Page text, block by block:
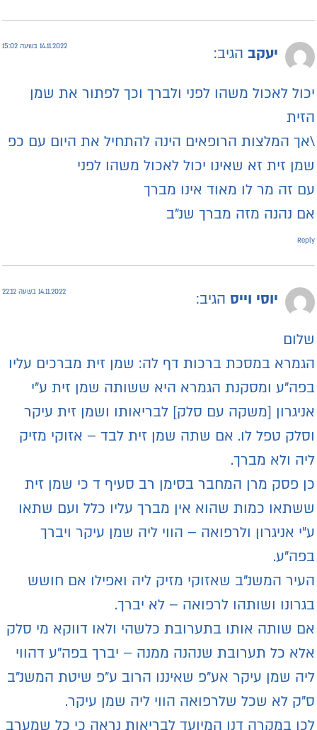
יעקב הגיב: 14.11.2022 בשעה 15:02
לאכול משהו לפני ולברך וכך לפתור את שמן
המלצות הרופאים הינה להתחיל את היום עם כפ
זית זא שאינו יכול לאכול משהו לפני
זה מר לו מאוד אינו מברך
נהנה מזה מברך שנ"ב
יוסי וייס הגיב: 14.11.2022 בשעה 22:12
במסכת ברכות דף לה: שמן זית מברכים עליו
ומסקנת הגמרא היא ששותה שמן זית ע"י
[משקה עם סלק] לבריאותו ושמן זית עיקר
טפל לו. אם שתה שמן זית לבד – אזוקי מזיק
ולא מברך.
פסק מרן המחבר בסימן רב סעיף ד כי שמן זית
כמות שהוא אין מברך עליו כלל ועם שתאו
אניגרון ולרפואה – הווי ליה שמן עיקר ויברך
המשנ"ב שאזוקי מזיק ליה ואפילו אם חושש
ושותהו לרפואה – לא יברך.
שותה אותו בתערובת כלשהי ולאו דווקא מי סלק
כל תערובת שנהנה ממנה – יברך בפה"ע דהווי
שמן עיקר אע"פ שאיננו הרוב ע"פ שיטת המשנ"ב
לא שכל שלרפואה הווי ליה שמן עיקר.
במקרה דנן המיועד לבריאות נראה כי כל שמערב